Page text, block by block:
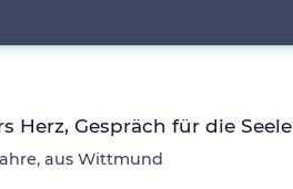
Herz, Gespräch für die Seele
aus Wittmund